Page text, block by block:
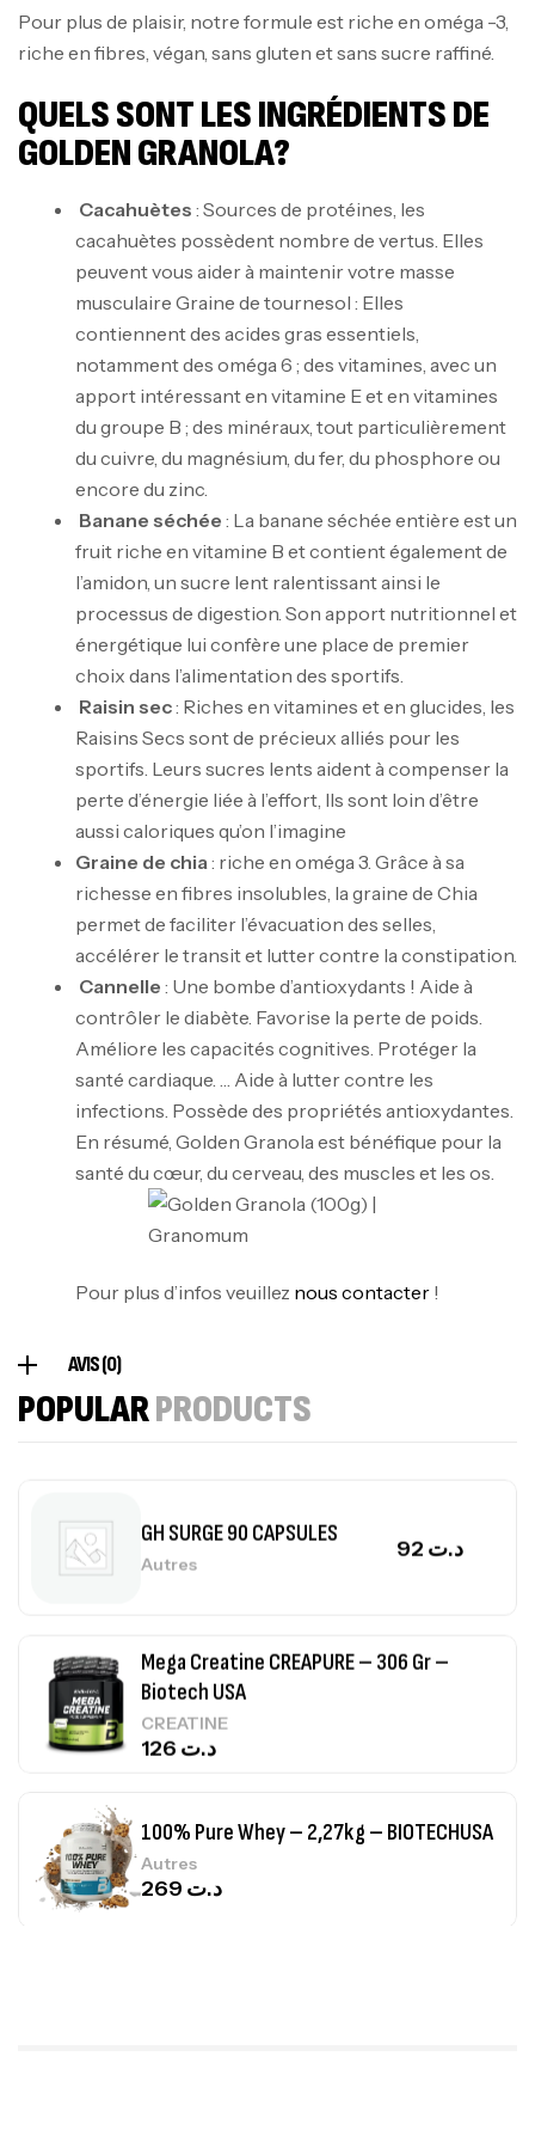
Pour plus de plaisir, notre formule est riche en oméga -3,
riche en fibres, végan, sans gluten et sans sucre raffiné.
QUELS SONT LES INGRÉDIENTS DE
GOLDEN GRANOLA?
Cacahuètes : Sources de protéines, les
cacahuètes possèdent nombre de vertus. Elles
peuvent vous aider à maintenir votre masse
musculaire Graine de tournesol : Elles
contiennent des acides gras essentiels,
notamment des oméga 6 ; des vitamines, avec un
apport intéressant en vitamine E et en vitamines
du groupe B ; des minéraux, tout particulièrement
du cuivre, du magnésium, du fer, du phosphore ou
encore du zinc.
Banane séchée : La banane séchée entière est un
fruit riche en vitamine B et contient également de
l’amidon, un sucre lent ralentissant ainsi le
processus de digestion. Son apport nutritionnel et
énergétique lui confère une place de premier
choix dans l’alimentation des sportifs.
Raisin sec: Riches en vitamines et en glucides, les
Raisins Secs sont de précieux alliés pour les
sportifs. Leurs sucres lents aident à compenser la
perte d’énergie liée à l’effort, Ils sont loin d’être
aussi caloriques qu’on l’imagine
Graine de chia : riche en oméga 3. Grâce à sa
richesse en fibres insolubles, la graine de Chia
permet de faciliter l’évacuation des selles,
accélérer le transit et lutter contre la constipation.
Cannelle : Une bombe d’antioxydants ! Aide à
contrôler le diabète. Favorise la perte de poids.
Améliore les capacités cognitives. Protéger la
santé cardiaque. … Aide à lutter contre les
infections. Possède des propriétés antioxydantes.
En résumé, Golden Granola est bénéfique pour la
santé du cœur, du cerveau, des muscles et les os.
Pour plus d’infos veuillez nous contacter !
AVIS (0)
POPULARPRODUCTS
Mega Creatine CREAPURE – 306 Gr –
Biotech USA
CREATINE
د.ت
100% Pure Whey – 2,27kg – BIOTECHUSA
Autres
د.ت269
Omega 3 – 100 Gélules – Scitec Nutrition
Autres
د.ت
Creatine (CreapureⓇ) – 500g –
7Nutrition
د.ت150
PROTEIN,WHEY
د.ت260
GH SURGE 90 CAPSULES
Autres
د.ت
Mega Creatine CREAPURE – 306 Gr –
Biotech USA
CREATINE
د.ت
100% Pure Whey – 2,27kg – BIOTECHUSA
Autres
د.ت